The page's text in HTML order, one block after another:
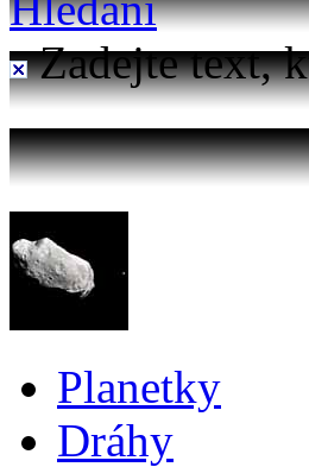
Zadejte text,
Planetky
Dráhy